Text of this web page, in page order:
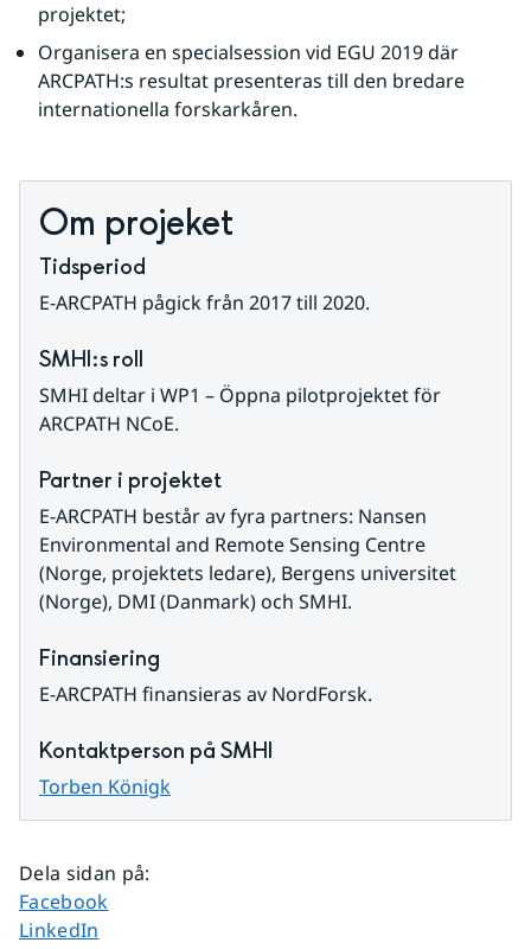
projektet;
Organisera en specialsession vid EGU 2019 där
ARCPATH:s resultat presenteras till den bredare
internationella forskarkåren.
Om projeket
Tidsperiod
E-ARCPATH pågick från 2017 till 2020.
SMHI:s roll
SMHI deltar i WP1 – Öppna pilotprojektet för
ARCPATH NCoE.
Partner i projektet
E-ARCPATH består av fyra partners: Nansen
Environmental and Remote Sensing Centre
(Norge, projektets ledare), Bergens universitet
(Norge), DMI (Danmark) och SMHI.
Finansiering
E-ARCPATH finansieras av NordForsk.
Kontaktperson på SMHI
Torben Königk
Dela sidan på:
Dela sidan på
Facebook
Dela sidan på
LinkedIn